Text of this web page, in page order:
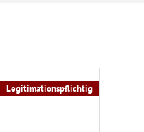
Legitimationspflichtig